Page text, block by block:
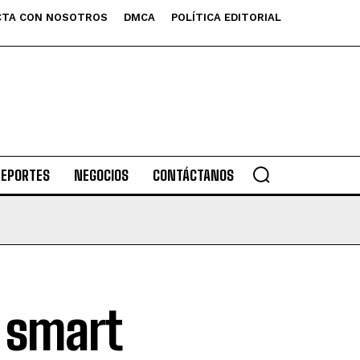
CON NOSOTROS DMCA POLÍTICA EDITORIAL
NEGOCIOS CONTÁCTANOS